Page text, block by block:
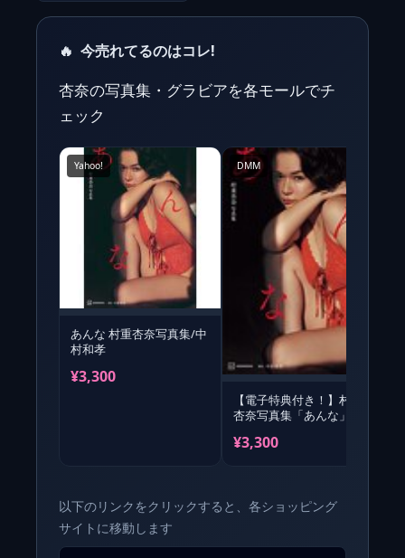
🔥 今売れてるのはコレ!
杏奈の写真集・グラビアを各モールでチ
ェック
Yahoo!
あんな 村重杏奈写真集/中
村和孝
¥3,300
DMM
【電子特典付き！】村重
杏奈写真集「あんな」
¥3,300
以下のリンクをクリックすると、各ショッピング
サイトに移動します